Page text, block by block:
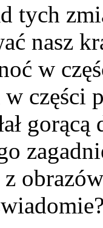
tych
nasz
w
części
gorącą